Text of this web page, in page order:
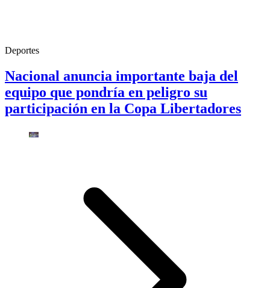
Deportes
Nacional anuncia importante baja del
equipo que pondría en peligro su
participación en la Copa Libertadores